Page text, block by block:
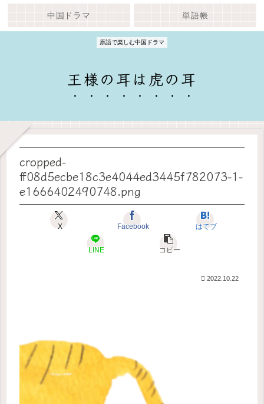
原語で楽しむ中国ドラマ
王様の耳は虎の耳
中国ドラマ 単語帳
cropped-
ff08d5ecbe18c3e4044ed3445f782073-1-
e1666402490748.png
X Facebook はてブ
LINE コピー
2022.10.22